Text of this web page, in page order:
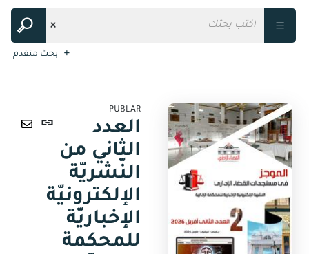
بحث متقدم
ارسال
الالكتروني
PUBLAR
العدد
الثاني من
النّشريّة
الإلكترونيّة
الإخباريّة
للمحكمة